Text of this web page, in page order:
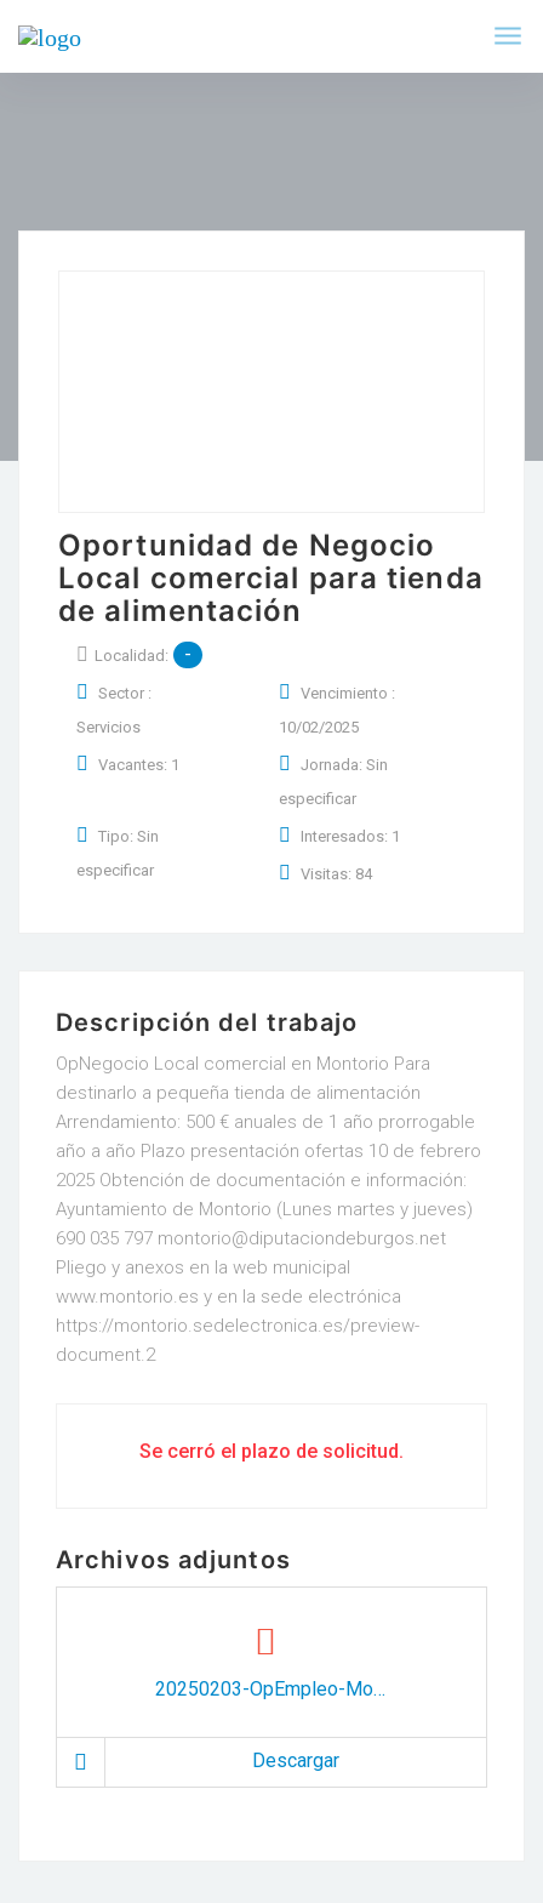
Oportunidad de Negocio
Local comercial para tienda
de alimentación
Localidad: -
Sector :
Servicios
Vencimiento :
10/02/2025
Vacantes: 1
Jornada: Sin
especificar
Tipo: Sin
especificar
Interesados: 1
Visitas: 84
Descripción del trabajo
OpNegocio Local comercial en Montorio Para
destinarlo a pequeña tienda de alimentación
Arrendamiento: 500 € anuales de 1 año prorrogable
año a año Plazo presentación ofertas 10 de febrero
2025 Obtención de documentación e información:
Ayuntamiento de Montorio (Lunes martes y jueves)
690 035 797 montorio@diputaciondeburgos.net
Pliego y anexos en la web municipal
www.montorio.es y en la sede electrónica
https://montorio.sedelectronica.es/preview-
document.2
Se cerró el plazo de solicitud.
Archivos adjuntos
20250203-OpEmpleo-Montorio.pdf
Descargar